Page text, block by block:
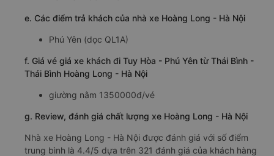
e. Các điểm trả khách của nhà xe Hoàng Long - Hà Nội
Phú Yên (dọc QL1A)
f. Giá vé giá xe khách đi Tuy Hòa - Phú Yên từ Thái Bình -
Thái Bình Hoàng Long - Hà Nội
giường nằm 1350000đ/vé
g. Review, đánh giá chất lượng xe Hoàng Long - Hà Nội
Nhà xe Hoàng Long - Hà Nội được đánh giá với số điểm
trung bình là 4.4/5 dựa trên 321 đánh giá của khách hàng